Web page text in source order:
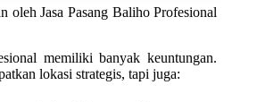
oleh Jasa Pasang Baliho Profesional
memiliki banyak keuntungan.
lokasi strategis, tapi juga: